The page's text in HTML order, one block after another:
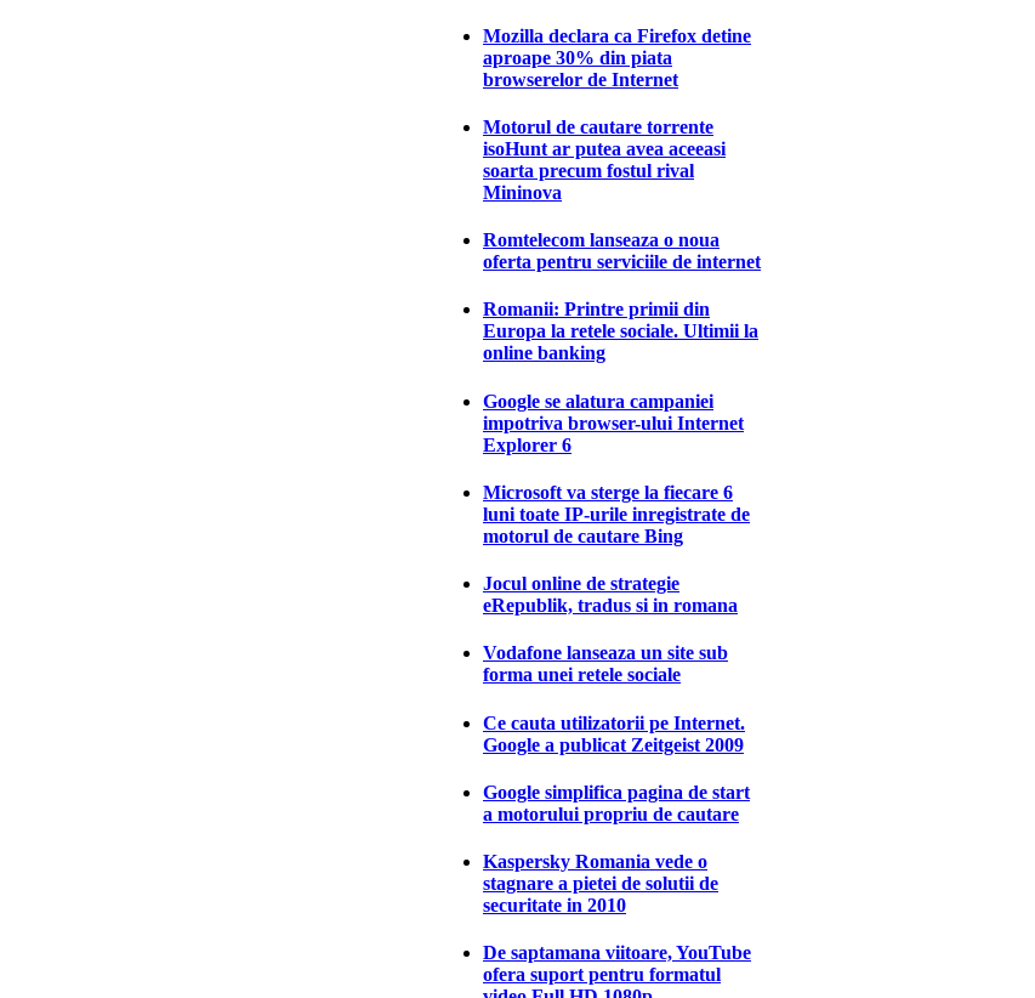
Mozilla declara ca Firefox detine
aproape 30% din piata
browserelor de Internet
Motorul de cautare torrente
isoHunt ar putea avea aceeasi
soarta precum fostul rival
Mininova
Romtelecom lanseaza o noua
oferta pentru serviciile de internet
Romanii: Printre primii din
Europa la retele sociale. Ultimii la
online banking
Google se alatura campaniei
impotriva browser-ului Internet
Explorer 6
Microsoft va sterge la fiecare 6
luni toate IP-urile inregistrate de
motorul de cautare Bing
Jocul online de strategie
eRepublik, tradus si in romana
Vodafone lanseaza un site sub
forma unei retele sociale
Ce cauta utilizatorii pe Internet.
Google a publicat Zeitgeist 2009
Google simplifica pagina de start
a motorului propriu de cautare
Kaspersky Romania vede o
stagnare a pietei de solutii de
securitate in 2010
De saptamana viitoare, YouTube
ofera suport pentru formatul